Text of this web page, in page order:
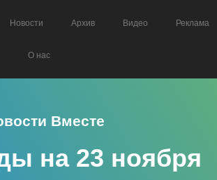
Новости Архив Видео Реклама
О нас
Вместе
на 23 ноября